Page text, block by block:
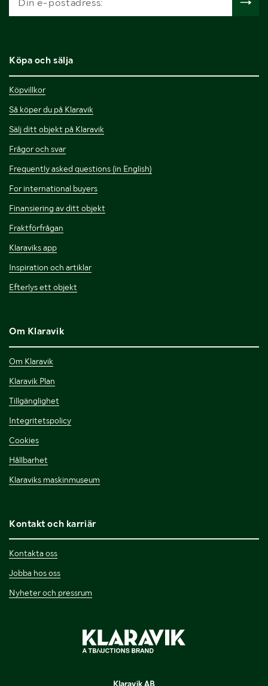
Köpa och sälja
Köpvillkor
Så köper du på Klaravik
Sälj ditt objekt på Klaravik
Frågor och svar
Frequently asked questions (in English)
For international buyers
Finansiering av ditt objekt
Fraktförfrågan
Klaraviks app
Inspiration och artiklar
Efterlys ett objekt
Om Klaravik
Om Klaravik
Klaravik Plan
Tillgänglighet
Integritetspolicy
Cookies
Hållbarhet
Klaraviks maskinmuseum
Kontakt och karriär
Kontakta oss
Jobba hos oss
Nyheter och pressrum
Klaravik AB